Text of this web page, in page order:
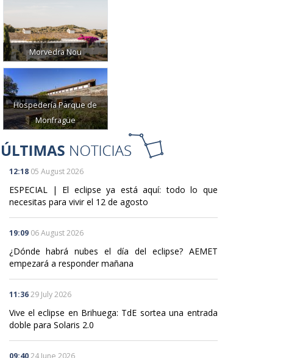
Morvedra Nou
Hospedería Parque de
Monfragüe
12:18 05 August 2026
ESPECIAL | El eclipse ya está aquí: todo lo que
necesitas para vivir el 12 de agosto
19:09 06 August 2026
¿Dónde habrá nubes el día del eclipse? AEMET
empezará a responder mañana
11:36 29 July 2026
Vive el eclipse en Brihuega: TdE sortea una entrada
doble para Solaris 2.0
09:40 24 June 2026